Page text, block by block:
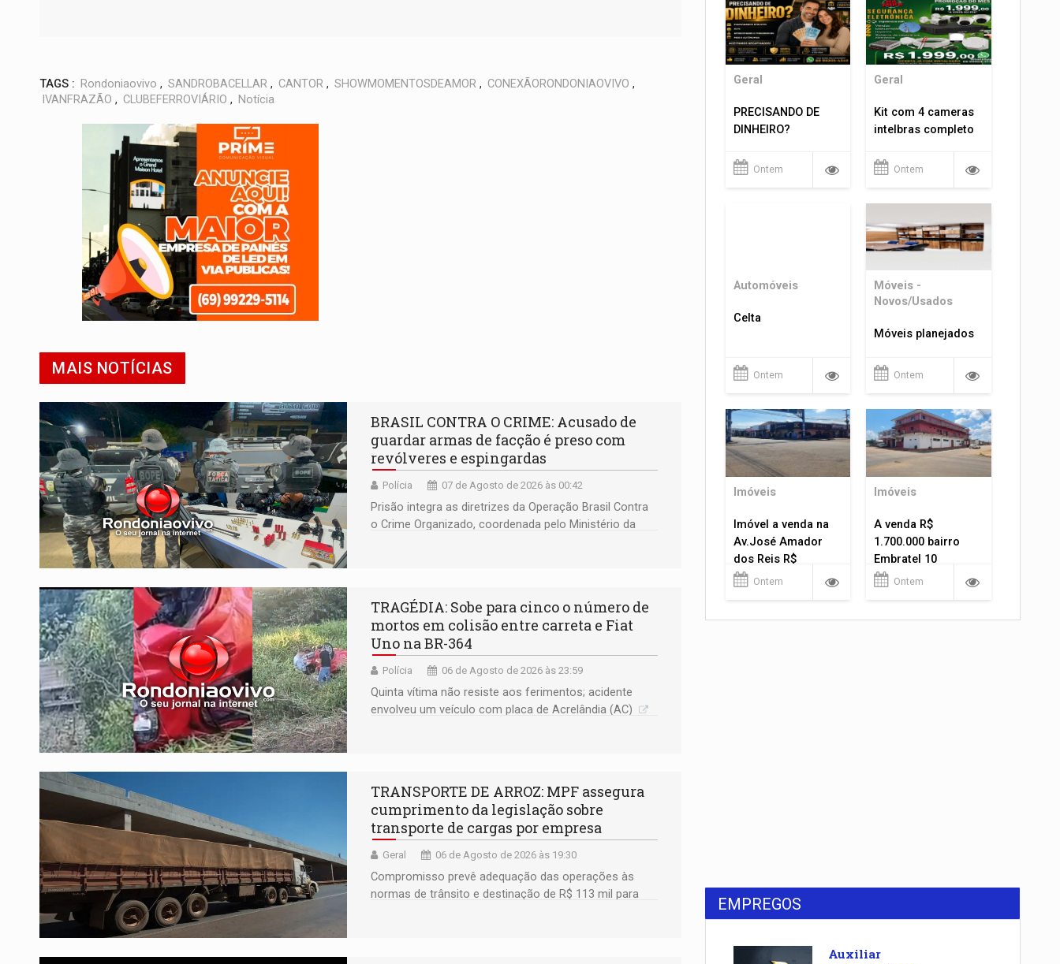
TAGS : Rondoniaovivo , SANDROBACELLAR , CANTOR , SHOWMOMENTOSDEAMOR , CONEXÃORONDONIAOVIVO ,
IVANFRAZÃO , CLUBEFERROVIÁRIO , Notícia
MAIS NOTÍCIAS
BRASIL CONTRA O CRIME: Acusado de
guardar armas de facção é preso com
revólveres e espingardas
Polícia 07 de Agosto de 2026 às 00:42
Prisão integra as diretrizes da Operação Brasil Contra
o Crime Organizado, coordenada pelo Ministério da
TRAGÉDIA: Sobe para cinco o número de
mortos em colisão entre carreta e Fiat
Uno na BR-364
Polícia 06 de Agosto de 2026 às 23:59
Quinta vítima não resiste aos ferimentos; acidente
envolveu um veículo com placa de Acrelândia (AC)
TRANSPORTE DE ARROZ: MPF assegura
cumprimento da legislação sobre
transporte de cargas por empresa
Geral 06 de Agosto de 2026 às 19:30
Compromisso prevê adequação das operações às
normas de trânsito e destinação de R$ 113 mil para
Geral
PRECISANDO DE
DINHEIRO?
Ontem
Geral
Kit com 4 cameras
intelbras completo
Ontem
Automóveis
Celta
Ontem
Móveis -
Novos/Usados
Móveis planejados
Ontem
Imóveis
Imóvel a venda na
Av.José Amador
dos Reis R$
1.400.000
Ontem
Imóveis
A venda R$
1.700.000 bairro
Embratel 10
apartamentos!
Ontem
EMPREGOS
Auxiliar